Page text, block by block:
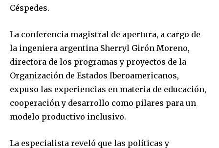
Céspedes.
La conferencia magistral de apertura, a cargo de
la ingeniera argentina Sherryl Girón Moreno,
directora de los programas y proyectos de la
Organización de Estados Iberoamericanos,
expuso las experiencias en materia de educación,
cooperación y desarrollo como pilares para un
modelo productivo inclusivo.
La especialista reveló que las políticas y